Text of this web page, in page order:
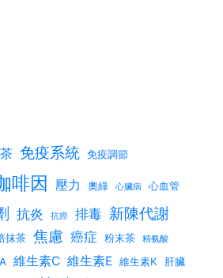
免疫系統 免疫調節
啡因 壓力 奧綠 心臟病 心血管
抗炎 抗癌 排毒 新陳代謝
抹茶 焦慮 癌症 粉末茶 精氨酸
維生素C 維生素E 維生素K 肝臟